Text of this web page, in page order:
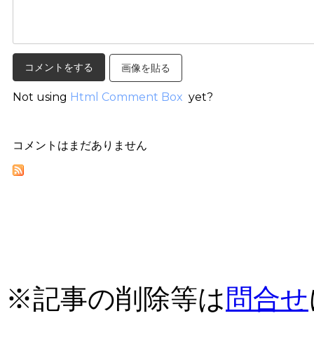
画像を貼る
Not using Html Comment Box yet?
コメントはまだありません
※記事の削除等は 問合せ